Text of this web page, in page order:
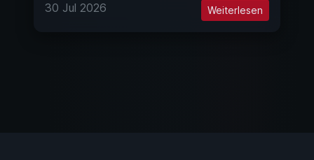
30 Jul 2026 Weiterlesen